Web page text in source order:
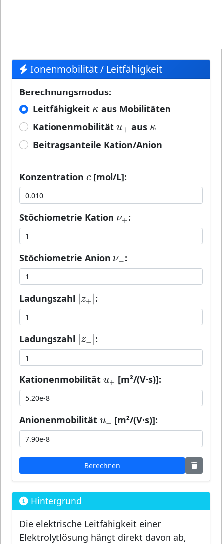
Ionenmobilität / Leitfähigkeit
Berechnungsmodus:
Leitfähigkeit κ
κ aus Mobilitäten
Kationenmobilität u+
u+ aus κ
κ
Beitragsanteile Kation/Anion
Konzentration c
c[mol/L]:
Stöchiometrie Kation ν+
ν+ :
Stöchiometrie Anion ν−
ν −:
Ladungszahl |z+ |
| +:
Ladungszahl z−
|z −|:
Kationenmobilität u+
u+ [m²/(V·s)]:
Anionenmobilität u−
u [m²/(V·s)]:
Berechnen
Hintergrund
Die elektrische Leitfähigkeit einer
Elektrolytlösung hängt direkt davon ab,